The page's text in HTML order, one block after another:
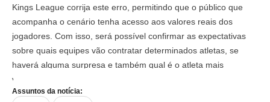
Kings League corrija este erro, permitindo que o público que
acompanha o cenário tenha acesso aos valores reais dos
jogadores. Com isso, será possível confirmar as expectativas
sobre quais equipes vão contratar determinados atletas, se
haverá alguma surpresa e também qual é o atleta mais
valorizado deste Mercato.
Assuntos da notícia: